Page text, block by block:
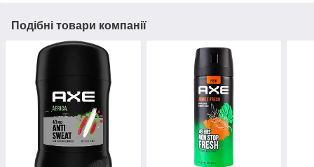
Подібні товари компанії